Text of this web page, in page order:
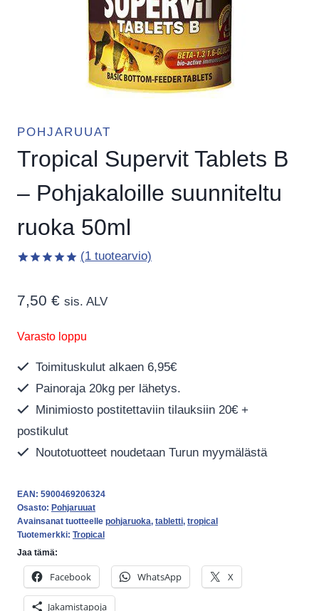
POHJARUUAT
Tropical Supervit Tablets B
– Pohjakaloille suunniteltu
ruoka 50ml
perustuen
asiakkaan
(1 tuotearvio)
7,50 € sis. ALV
Varasto loppu
Toimituskulut alkaen 6,95€
Painoraja 20kg per lähetys.
Minimiosto postitettaviin tilauksiin 20€ +
postikulut
Noutotuotteet noudetaan Turun myymälästä
EAN: 5900469206324
Osasto: Pohjaruuat
Avainsanat tuotteelle pohjaruoka, tabletti, tropical
Tuotemerkki: Tropical
Jaa tämä:
Facebook WhatsApp X
Jakamistapoja